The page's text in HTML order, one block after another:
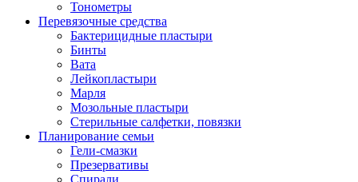
Тонометры
Перевязочные средства
Бактерицидные пластыри
Бинты
Вата
Лейкопластыри
Марля
Мозольные пластыри
Стерильные салфетки, повязки
Планирование семьи
Гели-смазки
Презервативы
Спирали